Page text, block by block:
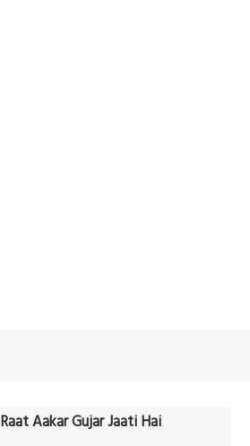
Raat Aakar Gujar Jaati Hai